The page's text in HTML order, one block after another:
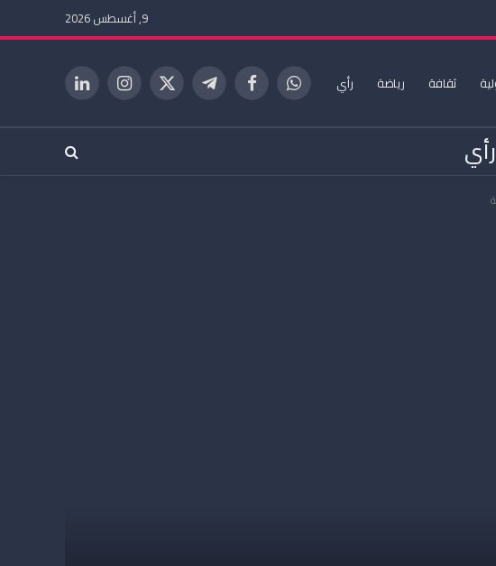
9, أغسطس 2026
ثقافة رياضة رأي واتساب فيسبوكتيلقرام X
الانستغراملينكدإن
رأي